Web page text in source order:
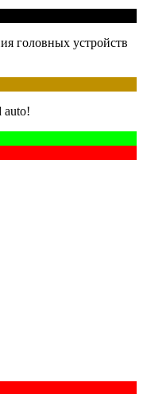
головных устройств
auto!